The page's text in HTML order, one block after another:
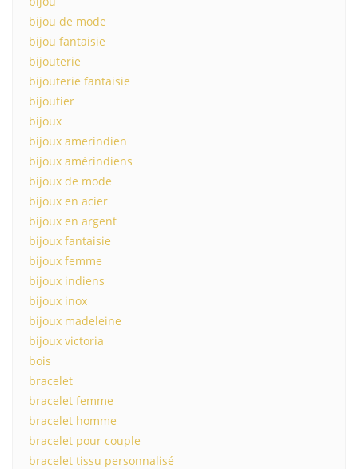
bijou de mode
bijou fantaisie
bijouterie
bijouterie fantaisie
bijoutier
bijoux
bijoux amerindien
bijoux amérindiens
bijoux de mode
bijoux en acier
bijoux en argent
bijoux fantaisie
bijoux femme
bijoux indiens
bijoux inox
bijoux madeleine
bijoux victoria
bois
bracelet
bracelet femme
bracelet homme
bracelet pour couple
bracelet tissu personnalisé